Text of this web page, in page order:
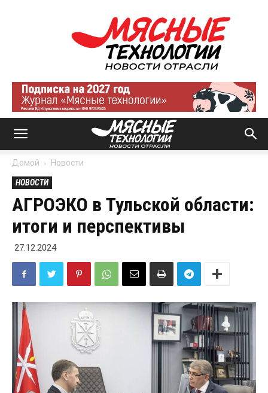
Мясные
технологии
|
Новости
отрасли
Домой Новости
НОВОСТИ
АГРОЭКО в Тульской области:
итоги и перспективы
27.12.2024